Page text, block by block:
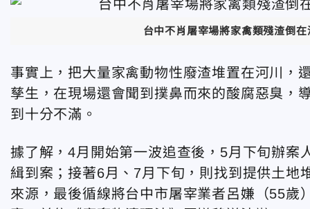
台中不肖屠宰場將家禽類殘渣倒
事實上，把大量家禽動物性廢渣堆置在河川，
孳生，在現場還會聞到撲鼻而來的酸腐惡臭，
到十分不滿。
據了解，4月開始第一波追查後，5月下旬辦案
緝到案；接著6月、7月下旬，則找到提供土地
來源，最後循線將台中市屠宰業者呂嫌（55